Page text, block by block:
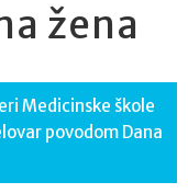
žena
Medicinske škole
povodom Dana